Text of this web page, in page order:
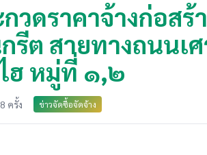
วดราคาจ้างก่อสร้
ต สายทางถนนเ
ฮ หมู่ที่ ๑,๒
ครั้ง ข่าวจัดซื้อจัดจ้าง